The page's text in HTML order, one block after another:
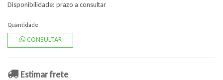
Disponibilidade: prazo a consultar
Quantidade
CONSULTAR
Estimar frete